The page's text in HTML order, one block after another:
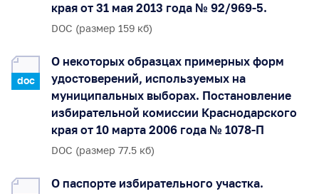
края от 31 мая 2013 года № 92/969-5.
DOC (размер 159 кб)
doc
О некоторых образцах примерных форм
удостоверений, используемых на
муниципальных выборах. Постановление
избирательной комиссии Краснодарского
края от 10 марта 2006 года № 1078-П
DOC (размер 77.5 кб)
О паспорте избирательного участка.